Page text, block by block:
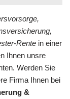
Rente in einer
Ihnen unsre
Werden Sie
Firma Ihnen bei
&